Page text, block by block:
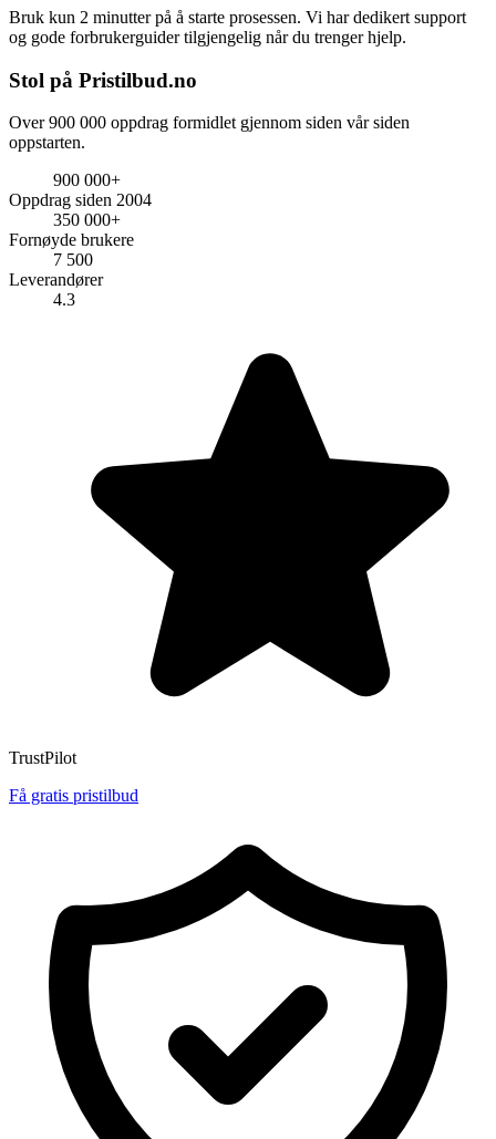
Bruk kun 2 minutter på å starte prosessen. Vi har dedikert support
og gode forbrukerguider tilgjengelig når du trenger hjelp.
Stol på Pristilbud.no
Over 900 000 oppdrag formidlet gjennom siden vår siden
oppstarten.
900 000+
Oppdrag siden 2004
350 000+
Fornøyde brukere
7 500
Leverandører
4.3
TrustPilot
Få gratis pristilbud